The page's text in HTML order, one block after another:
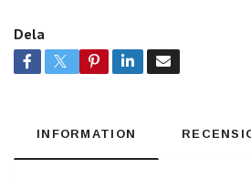
Dela
INFORMATION